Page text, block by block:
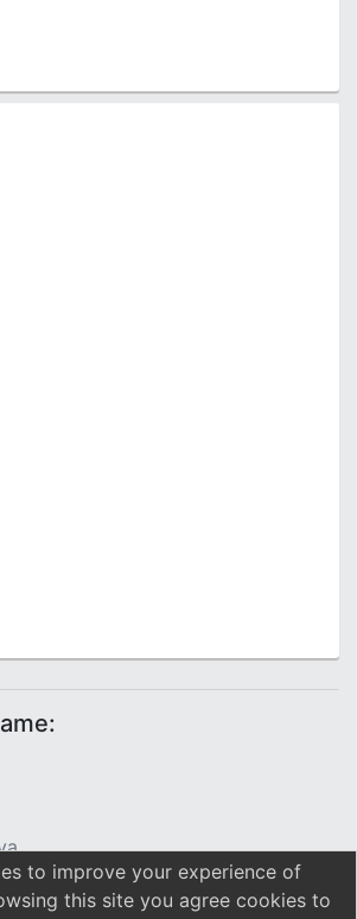
to improve your experience of
this site you agree cookies to